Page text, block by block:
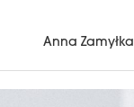
Anna Zamyłka